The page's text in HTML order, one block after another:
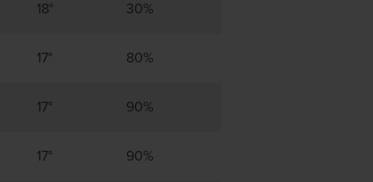
18° 30%
17° 80%
17° 90%
17° 90%